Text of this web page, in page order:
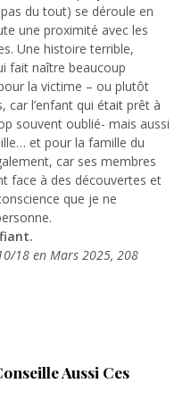
du tout) se déroule en
une proximité avec les
Une histoire terrible,
fait naître beaucoup
la victime – ou plutôt
car l’enfant qui était prêt à
souvent oublié- mais aussi
et pour la famille du
car ses membres
face à des découvertes et
que je ne
18 en Mars 2025, 208
Aussi Ces